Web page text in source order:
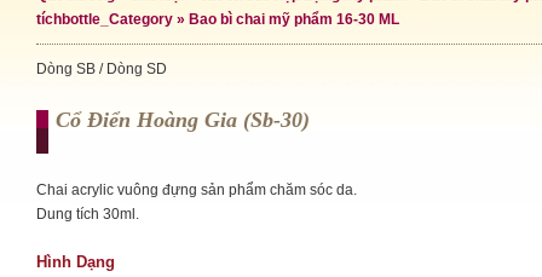
tíchbottle_Category » Bao bì chai mỹ phẩm 16-30 ML
Dòng SB / Dòng SD
Cổ Điển Hoàng Gia (sb-30)
Chai acrylic vuông đựng sản phẩm chăm sóc da.
Dung tích 30ml.
Hình Dạng